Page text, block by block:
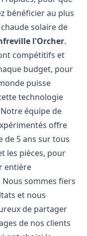
bénéficier au plus
solaire de
l'Orcher.
compétitifs et
budget, pour
puisse
technologie
équipe de
offre
de 5 ans sur tous
les pièces, pour
entière
sommes fiers
et nous
de partager
de nos clients